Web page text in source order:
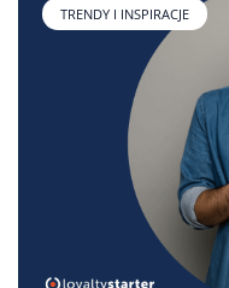
TRENDY I INSPIRACJE